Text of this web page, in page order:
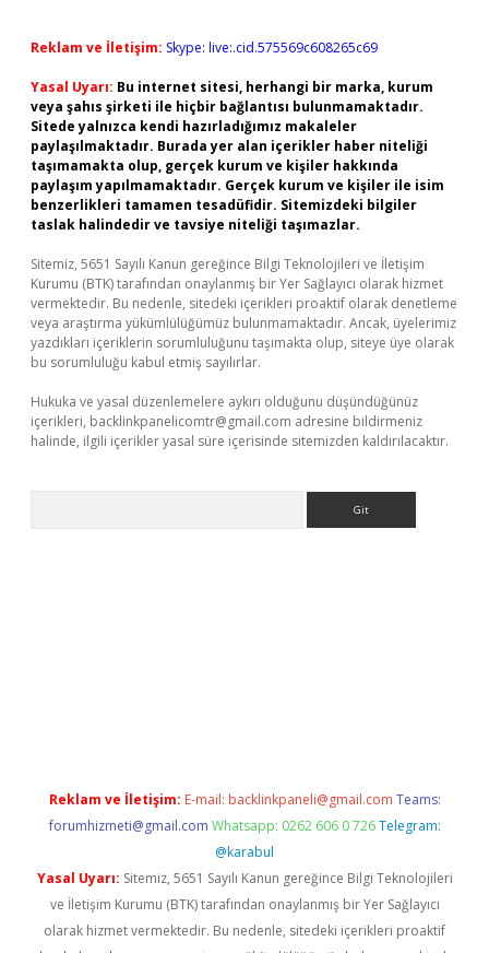
Reklam ve İletişim: Skype: live:.cid.575569c608265c69
Yasal Uyarı: Bu internet sitesi, herhangi bir marka, kurum
veya şahıs şirketi ile hiçbir bağlantısı bulunmamaktadır.
Sitede yalnızca kendi hazırladığımız makaleler
paylaşılmaktadır. Burada yer alan içerikler haber niteliği
taşımamakta olup, gerçek kurum ve kişiler hakkında
paylaşım yapılmamaktadır. Gerçek kurum ve kişiler ile isim
benzerlikleri tamamen tesadüfidir. Sitemizdeki bilgiler
taslak halindedir ve tavsiye niteliği taşımazlar.
Sitemiz, 5651 Sayılı Kanun gereğince Bilgi Teknolojileri ve İletişim
Kurumu (BTK) tarafından onaylanmış bir Yer Sağlayıcı olarak hizmet
vermektedir. Bu nedenle, sitedeki içerikleri proaktif olarak denetleme
veya araştırma yükümlülüğümüz bulunmamaktadır. Ancak, üyelerimiz
yazdıkları içeriklerin sorumluluğunu taşımakta olup, siteye üye olarak
bu sorumluluğu kabul etmiş sayılırlar.
Hukuka ve yasal düzenlemelere aykırı olduğunu düşündüğünüz
içerikleri, backlinkpanelicomtr@gmail.com adresine bildirmeniz
halinde, ilgili içerikler yasal süre içerisinde sitemizden kaldırılacaktır.
Reklam ve İletişim: E-mail: backlinkpaneli@gmail.com Teams:
forumhizmeti@gmail.com Whatsapp: 0262 606 0 726 Telegram:
@karabul
Yasal Uyarı: Sitemiz, 5651 Sayılı Kanun gereğince Bilgi Teknolojileri
ve İletişim Kurumu (BTK) tarafından onaylanmış bir Yer Sağlayıcı
olarak hizmet vermektedir. Bu nedenle, sitedeki içerikleri proaktif